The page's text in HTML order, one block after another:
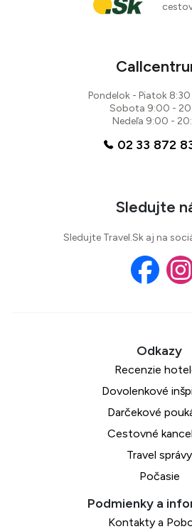
Pondelok - Piatok
Sobota 9:00 -
Nedeľa 9:00 -
02 33 872
Sledujte
Sledujte Travel.Sk aj na
Recenzie
Dovolenkové
Darčekové
Cestovné
Travel správy
Počasie
Kontakty a